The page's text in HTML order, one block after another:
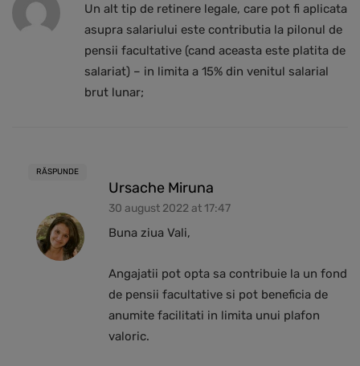
Un alt tip de retinere legale, care pot fi aplicata
asupra salariului este contributia la pilonul de
pensii facultative (cand aceasta este platita de
salariat) – in limita a 15% din venitul salarial
brut lunar;
RĂSPUNDE
Ursache Miruna
30 august 2022 at 17:47
Buna ziua Vali,
Angajatii pot opta sa contribuie la un fond
de pensii facultative si pot beneficia de
anumite facilitati in limita unui plafon
valoric.